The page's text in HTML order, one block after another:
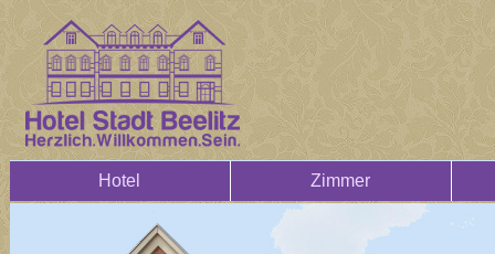
Hotel Zimmer